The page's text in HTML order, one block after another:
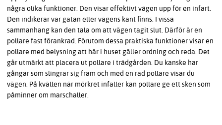
några olika funktioner. Den visar effektivt vägen upp för en infart.
Den indikerar var gatan eller vägens kant finns. I vissa
sammanhang kan den tala om att vägen tagit slut. Därför är en
pollare fast förankrad. Förutom dessa praktiska funktioner visar en
pollare med belysning att här i huset gäller ordning och reda. Det
går utmärkt att placera ut pollare i trädgården. Du kanske har
gångar som slingrar sig fram och med en rad pollare visar du
vägen. På kvällen när mörkret infaller kan pollare ge ett sken som
påminner om marschaller.